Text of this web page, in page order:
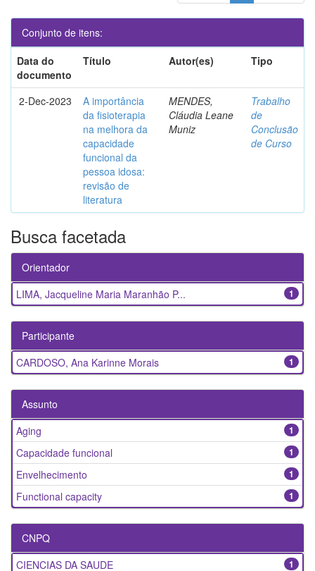
Conjunto de itens:
Data do
documento
Título Autor(es) Tipo
2-Dec-2023
A importância
da fisioterapia
na melhora da
capacidade
funcional da
pessoa idosa:
revisão de
literatura
MENDES,
Cláudia Leane
Muniz
Trabalho
de
Conclusão
de Curso
Busca facetada
Orientador
1
LIMA, Jacqueline Maria Maranhão P...
Participante
1
CARDOSO, Ana Karinne Morais
Assunto
1
Aging
1
Capacidade funcional
1
Envelhecimento
1
Functional capacity
CNPQ
1
CIENCIAS DA SAUDE